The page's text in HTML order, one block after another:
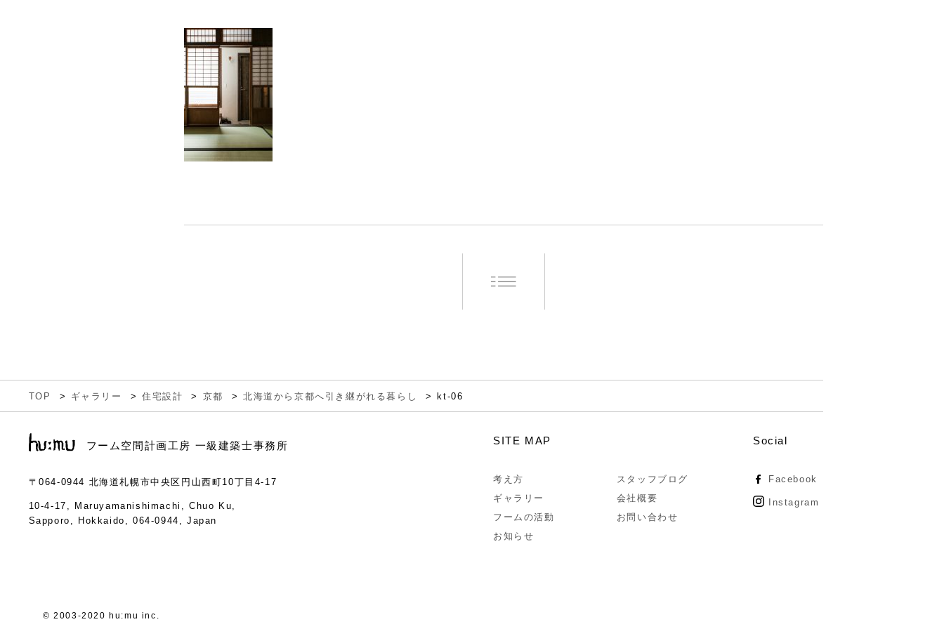
TOP ギャラリー 住宅設計 京都 北海道から京都へ引き継がれる暮らし kt-06
フーム空間計画工房 一級建築士事務所
〒064-0944 北海道札幌市中央区円山西町10丁目4-17
10-4-17, Maruyamanishimachi, Chuo Ku,
Sapporo, Hokkaido, 064-0944, Japan
SITE MAP
考え方
ギャラリー
フームの活動
お知らせ
スタッフブログ
会社概要
お問い合わせ
Social
Facebook
Instagram
© 2003-2020 hu:mu inc.